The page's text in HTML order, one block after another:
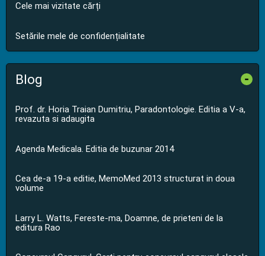
Cele mai vizitate cărți
Setările mele de confidențialitate
Blog -
Prof. dr. Horia Traian Dumitriu, Paradontologie. Editia a V-a,
revazuta si adaugita
Agenda Medicala. Editia de buzunar 2014
Cea de-a 19-a editie, MemoMed 2013 structurat in doua
volume
Larry L. Watts, Fereste-ma, Doamne, de prieteni de la
editura Rao